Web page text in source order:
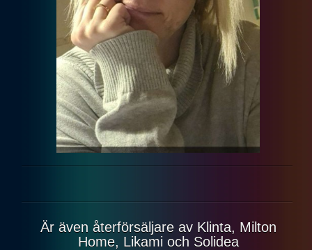
Är även återförsäljare av Klinta, Milton
Home, Likami och Solidea